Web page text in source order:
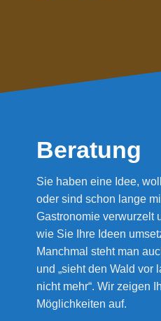
Beratung
Sie haben eine Idee,
oder sind schon lange
Gastronomie verwurzelt
wie Sie Ihre Ideen
Manchmal steht man
und „sieht den Wald vor
nicht mehr“. Wir zeigen
Möglichkeiten auf.